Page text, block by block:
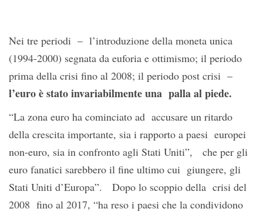
Nei tre periodi – l’introduzione della moneta unica
(1994-2000) segnata da euforia e ottimismo; il periodo
prima della crisi fino al 2008; il periodo post crisi –
l’euro è stato invariabilmente una palla al piede.
“La zona euro ha cominciato ad accusare un ritardo
della crescita importante, sia i rapporto a paesi europei
non-euro, sia in confronto agli Stati Uniti”, che per gli
euro fanatici sarebbero il fine ultimo cui giungere, gli
Stati Uniti d’Europa”. Dopo lo scoppio della crisi del
2008 fino al 2017, “ha reso i paesi che la condividono